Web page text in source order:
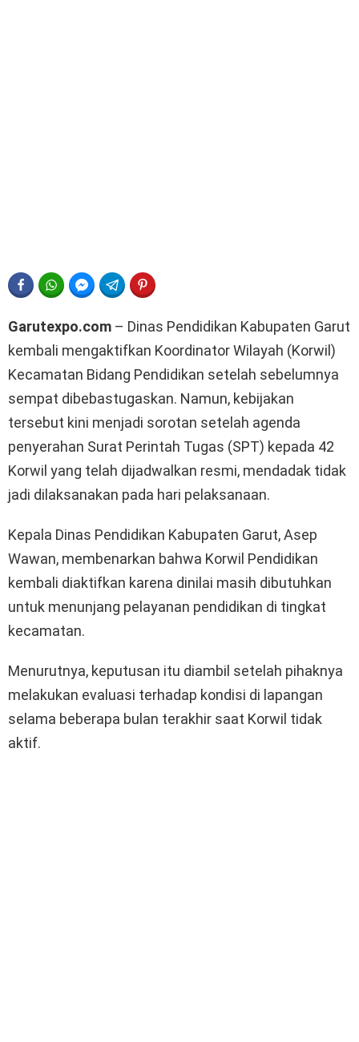
FACEBOOKWHATSAPPFACEBOOK MESSENGER
TELEGRAM
Garutexpo.com – Dinas Pendidikan Kabupaten Garut
kembali mengaktifkan Koordinator Wilayah (Korwil)
Kecamatan Bidang Pendidikan setelah sebelumnya
sempat dibebastugaskan. Namun, kebijakan
tersebut kini menjadi sorotan setelah agenda
penyerahan Surat Perintah Tugas (SPT) kepada 42
Korwil yang telah dijadwalkan resmi, mendadak tidak
jadi dilaksanakan pada hari pelaksanaan.
Kepala Dinas Pendidikan Kabupaten Garut, Asep
Wawan, membenarkan bahwa Korwil Pendidikan
kembali diaktifkan karena dinilai masih dibutuhkan
untuk menunjang pelayanan pendidikan di tingkat
kecamatan.
Menurutnya, keputusan itu diambil setelah pihaknya
melakukan evaluasi terhadap kondisi di lapangan
selama beberapa bulan terakhir saat Korwil tidak
aktif.